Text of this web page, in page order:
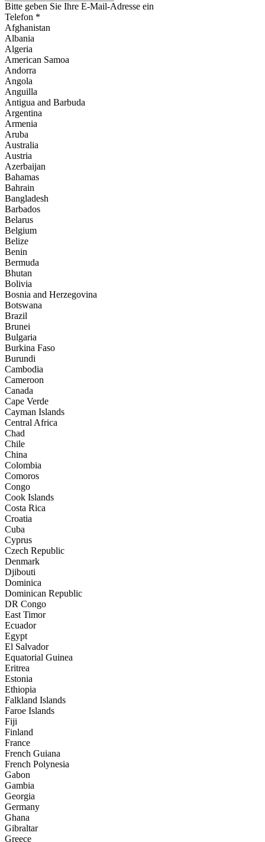
Bitte geben Sie Ihre E-Mail-Adresse ein
Telefon *
Afghanistan
Albania
Algeria
American Samoa
Andorra
Angola
Anguilla
Antigua and Barbuda
Argentina
Armenia
Aruba
Australia
Austria
Azerbaijan
Bahamas
Bahrain
Bangladesh
Barbados
Belarus
Belgium
Belize
Benin
Bermuda
Bhutan
Bolivia
Bosnia and Herzegovina
Botswana
Brazil
Brunei
Bulgaria
Burkina Faso
Burundi
Cambodia
Cameroon
Canada
Cape Verde
Cayman Islands
Central Africa
Chad
Chile
China
Colombia
Comoros
Congo
Cook Islands
Costa Rica
Croatia
Cuba
Cyprus
Czech Republic
Denmark
Djibouti
Dominica
Dominican Republic
DR Congo
East Timor
Ecuador
Egypt
El Salvador
Equatorial Guinea
Eritrea
Estonia
Ethiopia
Falkland Islands
Faroe Islands
Fiji
Finland
France
French Guiana
French Polynesia
Gabon
Gambia
Georgia
Germany
Ghana
Gibraltar
Greece